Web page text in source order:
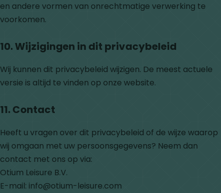
en andere vormen van onrechtmatige verwerking te
voorkomen.
10. Wijzigingen in dit privacybeleid
Wij kunnen dit privacybeleid wijzigen. De meest actuele
versie is altijd te vinden op onze website.
11. Contact
Heeft u vragen over dit privacybeleid of de wijze waarop
wij omgaan met uw persoonsgegevens? Neem dan
contact met ons op via:
Otium Leisure B.V.
E-mail: info@otium-leisure.com